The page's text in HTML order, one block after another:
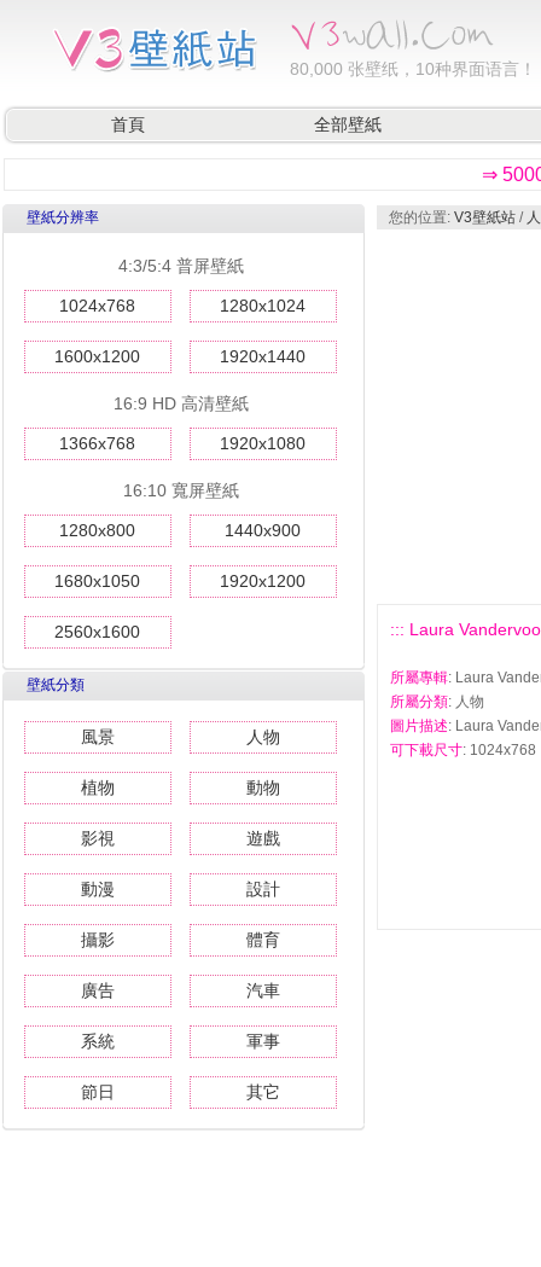
80,000 张壁纸，10种界面语言！
首頁 全部壁紙
⇒
壁紙分辨率
4:3/5:4 普屏壁紙
1024x768 1280x1024
1600x1200 1920x1440
16:9 HD 高清壁紙
1366x768 1920x1080
16:10 寬屏壁紙
1280x800 1440x900
1680x1050 1920x1200
2560x1600
壁紙分類
風景 人物
植物 動物
影視 遊戲
動漫 設計
攝影 體育
廣告 汽車
系統 軍事
節日 其它
您的位置: V3壁紙站 /
::: Laura
所屬專輯: Laura
所屬分類: 人物
圖片描述: Laura
可下載尺寸: